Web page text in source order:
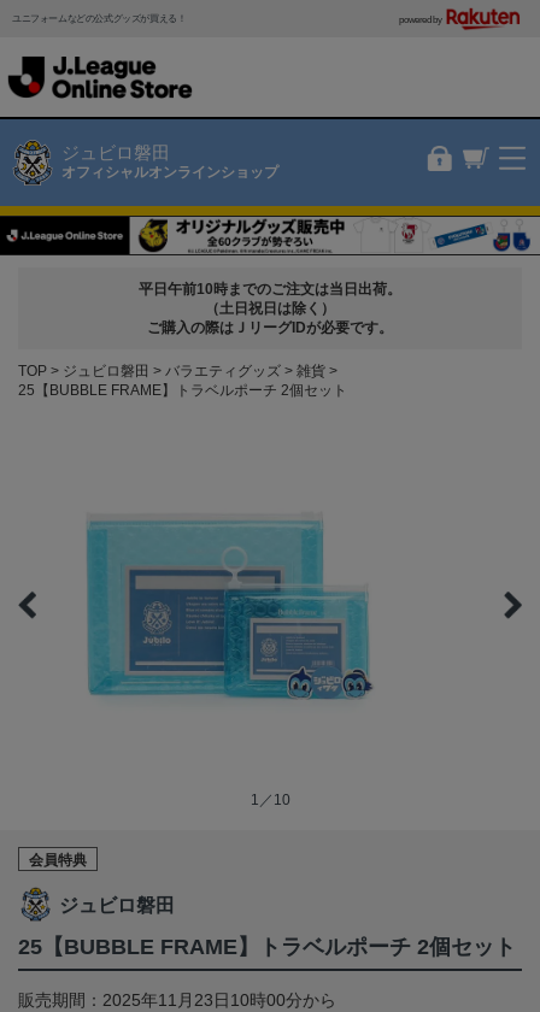
ユニフォームなどの公式グッズが買える！ powered by
ジュビロ磐田
オフィシャルオンラインショップ
平日午前10時までのご注文は当日出荷。
（土日祝日は除く）
ご購入の際はＪリーグIDが必要です。
TOP ジュビロ磐田 バラエティグッズ
雑貨
25【BUBBLE FRAME】トラベルポーチ 2個セット
1／10
会員特典
ジュビロ磐田
25【BUBBLE FRAME】トラベルポーチ 2個セット
販売期間：2025年11月23日10時00分から